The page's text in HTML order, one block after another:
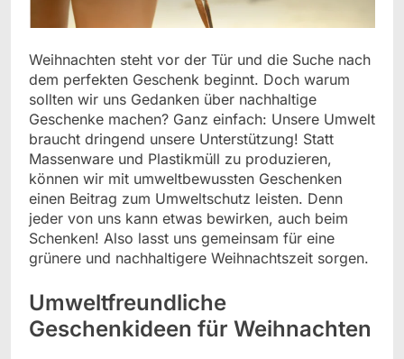
Weihnachten steht vor der Tür und die Suche nach
dem perfekten Geschenk beginnt. Doch warum
sollten wir uns Gedanken über nachhaltige
Geschenke machen? Ganz einfach: Unsere Umwelt
braucht dringend unsere Unterstützung! Statt
Massenware und Plastikmüll zu produzieren,
können wir mit umweltbewussten Geschenken
einen Beitrag zum Umweltschutz leisten. Denn
jeder von uns kann etwas bewirken, auch beim
Schenken! Also lasst uns gemeinsam für eine
grünere und nachhaltigere Weihnachtszeit sorgen.
Umweltfreundliche
Geschenkideen für Weihnachten